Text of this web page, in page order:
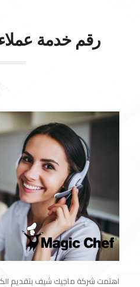
رقم خدمة
اهتمت شركة ماجيك شيف بتقديم